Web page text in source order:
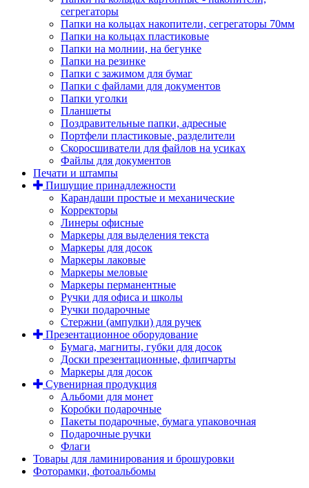
сегрегаторы
Папки на кольцах накопители, сегрегаторы 70мм
Папки на кольцах пластиковые
Папки на молнии, на бегунке
Папки на резинке
Папки с зажимом для бумаг
Папки с файлами для документов
Папки уголки
Планшеты
Поздравительные папки, адресные
Портфели пластиковые, разделители
Скоросшиватели для файлов на усиках
Файлы для документов
Печати и штампы
Пишущие принадлежности
Карандаши простые и механические
Корректоры
Линеры офисные
Маркеры для выделения текста
Маркеры для досок
Маркеры лаковые
Маркеры меловые
Маркеры перманентные
Ручки для офиса и школы
Ручки подарочные
Стержни (ампулки) для ручек
Презентационное оборудование
Бумага, магниты, губки для досок
Доски презентационные, флипчарты
Маркеры для досок
Сувенирная продукция
Альбоми для монет
Коробки подарочные
Пакеты подарочные, бумага упаковочная
Подарочные ручки
Флаги
Товары для ламинирования и брошуровки
Фоторамки, фотоальбомы